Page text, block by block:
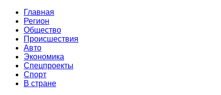
Главная
Регион
Общество
Происшествия
Авто
Экономика
Спецпроекты
Cпорт
В стране